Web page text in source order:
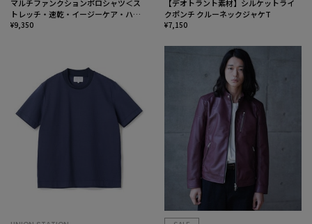
マルチファンクションポロシャツ＜ス
トレッチ・速乾・イージーケア・ハン
ドウォッシャブル・UVカット・ 抗菌・
¥9,350
【デオトラント素材】シルケットライ
クポンチ クルーネックジャケT
¥7,150